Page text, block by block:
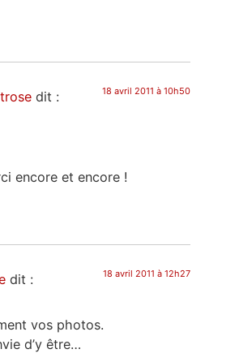
dit : 18 avril 2011 à 10h50
encore et encore !
dit : 18 avril 2011 à 12h27
vos photos.
d’y être…